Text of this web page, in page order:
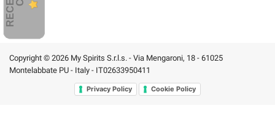
Copyright © 2026 My Spirits S.r.l.s. - Via Mengaroni, 18 - 61025
Montelabbate PU - Italy - IT02633950411
Privacy Policy Cookie Policy